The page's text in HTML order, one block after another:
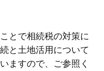
とで相続税の対策に
と土地活用について
ますので、ご参照く